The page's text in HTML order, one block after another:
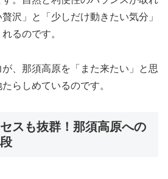
沢」と「少しだけ動きたい気分」
るのです。
、那須高原を「また来たい」と思
らしめているのです。
スも抜群！那須高原への